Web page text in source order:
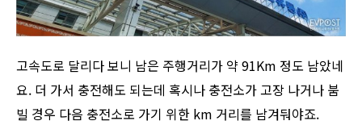
고속도로 달리다 보니 남은 주행거리가 약 91Km 정도 남았네
요. 더 가서 충전해도 되는데 혹시나 충전소가 고장 나거나 붐
빌 경우 다음 충전소로 가기 위한 km 거리를 남겨둬야죠.